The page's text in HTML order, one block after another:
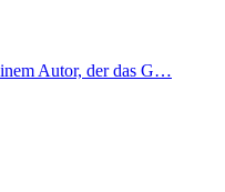
Autor, der das G…